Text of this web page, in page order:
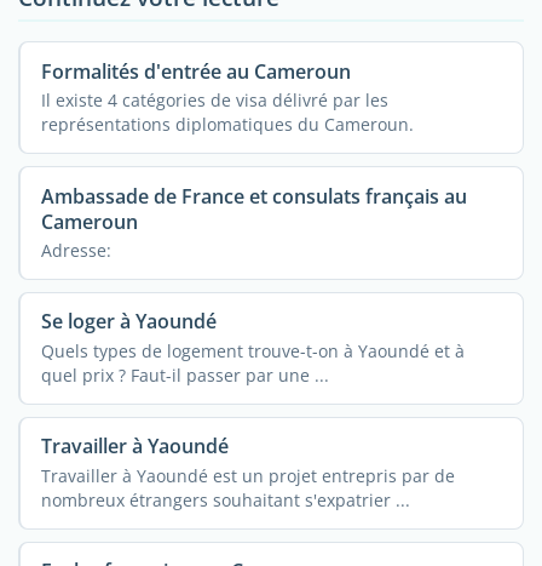
Formalités d'entrée au Cameroun
Il existe 4 catégories de visa délivré par les
représentations diplomatiques du Cameroun.
Ambassade de France et consulats français au
Cameroun
Adresse:
Se loger à Yaoundé
Quels types de logement trouve-t-on à Yaoundé et à
quel prix ? Faut-il passer par une ...
Travailler à Yaoundé
Travailler à Yaoundé est un projet entrepris par de
nombreux étrangers souhaitant s'expatrier ...